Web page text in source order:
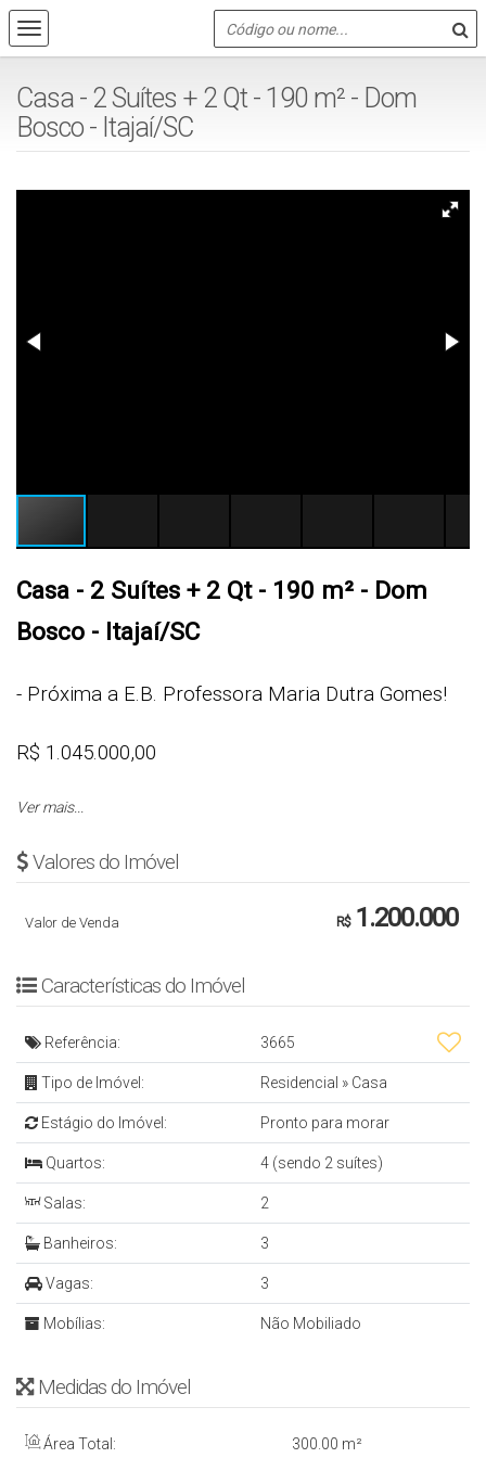
Casa - 2 Suítes + 2 Qt - 190 m² - Dom
Bosco - Itajaí/SC
Casa - 2 Suítes + 2 Qt - 190 m² - Dom
Bosco - Itajaí/SC
- Próxima a E.B. Professora Maria Dutra Gomes!
R$ 1.045.000,00
Sugestão: R$ 209.000,00 Entrada + e após compra
do apto parcelas fixas do financiamento de R$
7.260,00
CASA
- 2 Suítes + 2 Quartos
- 2 Salas de Estar e Jantar
- Cozinha
- Sacada
- Área de Serviço
- Banheiro Social
- Ampla Área de Lazer com Churrasqueira e
Piscina
- 3 Vagas de Garagem (Sendo 1 Coberta)
- 300 m² Terreno
Ver mais...
Valores do Imóvel
R$1.200.000
Valor de Venda
Características do Imóvel
Referência: 3665
Tipo de Imóvel: Residencial » Casa
Estágio do Imóvel: Pronto para morar
Quartos: 4 (sendo 2 suítes)
Salas: 2
Banheiros: 3
Vagas: 3
Mobílias: Não Mobiliado
Medidas do Imóvel
Área Total: 300 .00 m²